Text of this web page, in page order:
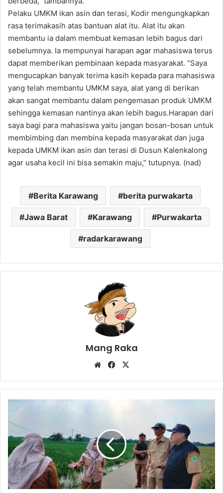
Pelaku UMKM ikan asin dan terasi, Kodir mengungkapkan
rasa terimakasih atas bantuan alat itu. Alat itu akan
membantu ia dalam membuat kemasan lebih bagus dari
sebelumnya. Ia mempunyai harapan agar mahasiswa terus
dapat memberikan pembinaan kepada masyarakat. “Saya
mengucapkan banyak terima kasih kepada para mahasiswa
yang telah membantu UMKM saya, alat yang di berikan
akan sangat membantu dalam pengemasan produk UMKM
sehingga kemasan nantinya akan lebih bagus.Harapan dari
saya bagi para mahasiswa yaitu jangan bosan-bosan untuk
membimbing dan membina kepada masyarakat dan juga
kepada UMKM ikan asin dan terasi di Dusun Kalenkalong
agar usaha kecil ini bisa semakin maju,” tutupnya. (nad)
Berita Karawang berita purwakarta
Jawa Barat Karawang Purwakarta
radarkarawang
Mang Raka
WebsiteFacebook
Sawah
Terendam
Banjir,
Petani
Bisa
Ajukan
Asuransi